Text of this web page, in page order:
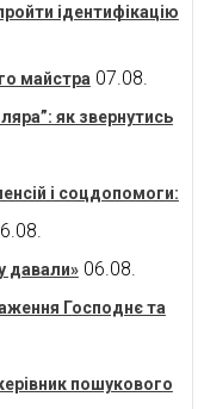
ідентифікацію
майстра 07.08.
як звернутись
і соцдопомоги:
давали» 06.08.
Господнє та
пошукового